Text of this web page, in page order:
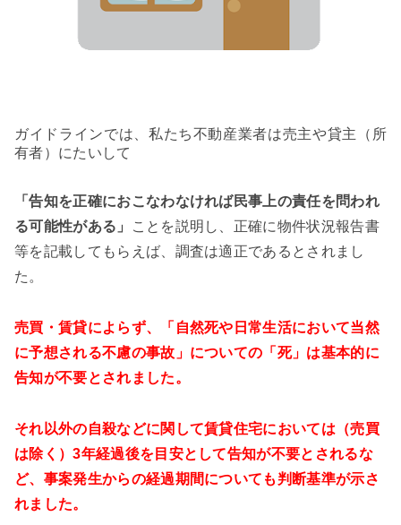
ガイドラインでは、私たち不動産業者は売主や貸主（所
有者）にたいして
「告知を正確におこなわなければ民事上の責任を問われ
る可能性がある」
ことを説明し、正確に物件状況報告書
等を記載してもらえば、調査は適正であるとされまし
た。
売買・賃貸によらず、
「自然死や日常生活において当然
に予想される不慮の事故」についての「死」は基本的に
告知が不要とされました。
それ以外の自殺などに関して賃貸住宅においては （売買
は除く）3年経過後を目安として告知が不要とされるな
ど、事案発生からの経過期間についても判断基準が示さ
れました。